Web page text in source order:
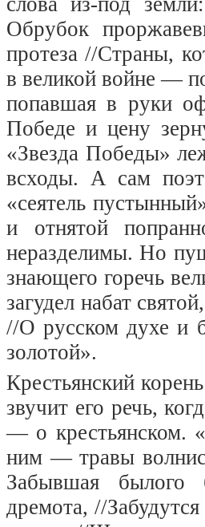
Обрубок
протеза //Страны,
в великой войне —
попавшая в руки
Победе и цену
«Звезда Победы»
всходы. А сам
«сеятель
и отнятой
неразделимы. Но
знающего горечь
загудел набат
//О русском духе и
золотой».
Крестьянский
звучит его речь,
— о крестьянском.
ним — травы
Забывшая былого
дремота, //